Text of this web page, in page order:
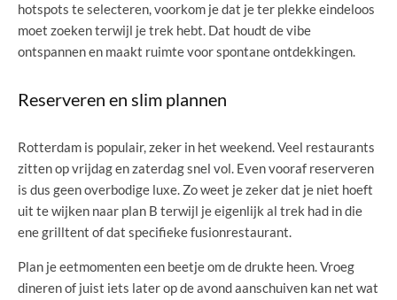
hotspots te selecteren, voorkom je dat je ter plekke eindeloos
moet zoeken terwijl je trek hebt. Dat houdt de vibe
ontspannen en maakt ruimte voor spontane ontdekkingen.
Reserveren en slim plannen
Rotterdam is populair, zeker in het weekend. Veel restaurants
zitten op vrijdag en zaterdag snel vol. Even vooraf reserveren
is dus geen overbodige luxe. Zo weet je zeker dat je niet hoeft
uit te wijken naar plan B terwijl je eigenlijk al trek had in die
ene grilltent of dat specifieke fusionrestaurant.
Plan je eetmomenten een beetje om de drukte heen. Vroeg
dineren of juist iets later op de avond aanschuiven kan net wat